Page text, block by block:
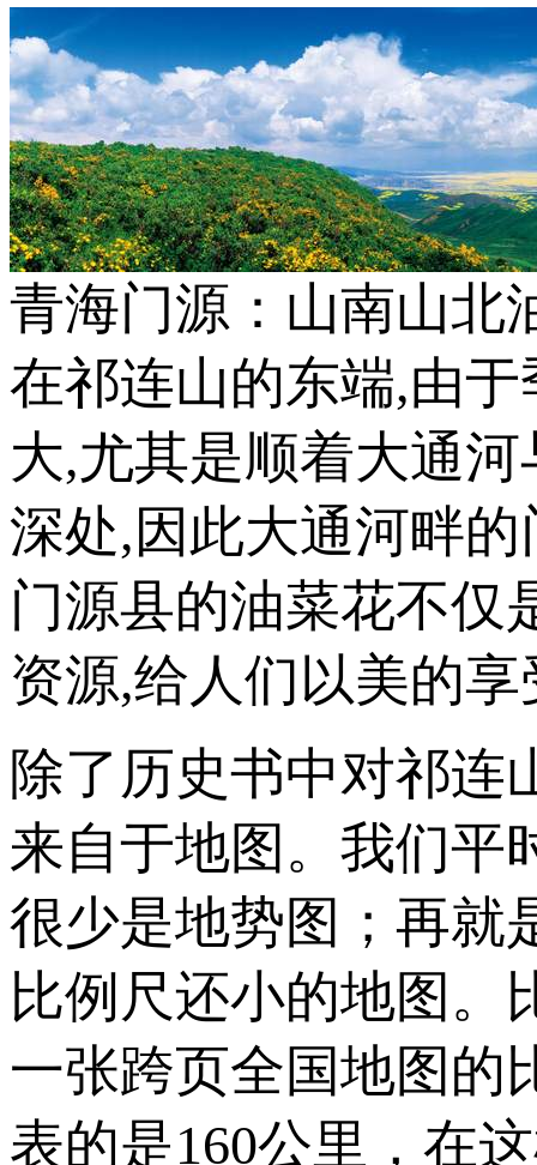
青海门源：山南山北
在祁连山的东端,由
大,尤其是顺着大通
深处,因此大通河畔
门源县的油菜花不仅
资源,给人们以美的
除了历史书中对祁连
来自于地图。我们平
很少是地势图；再就
比例尺还小的地图。
一张跨页全国地图的
表的是160公里，在